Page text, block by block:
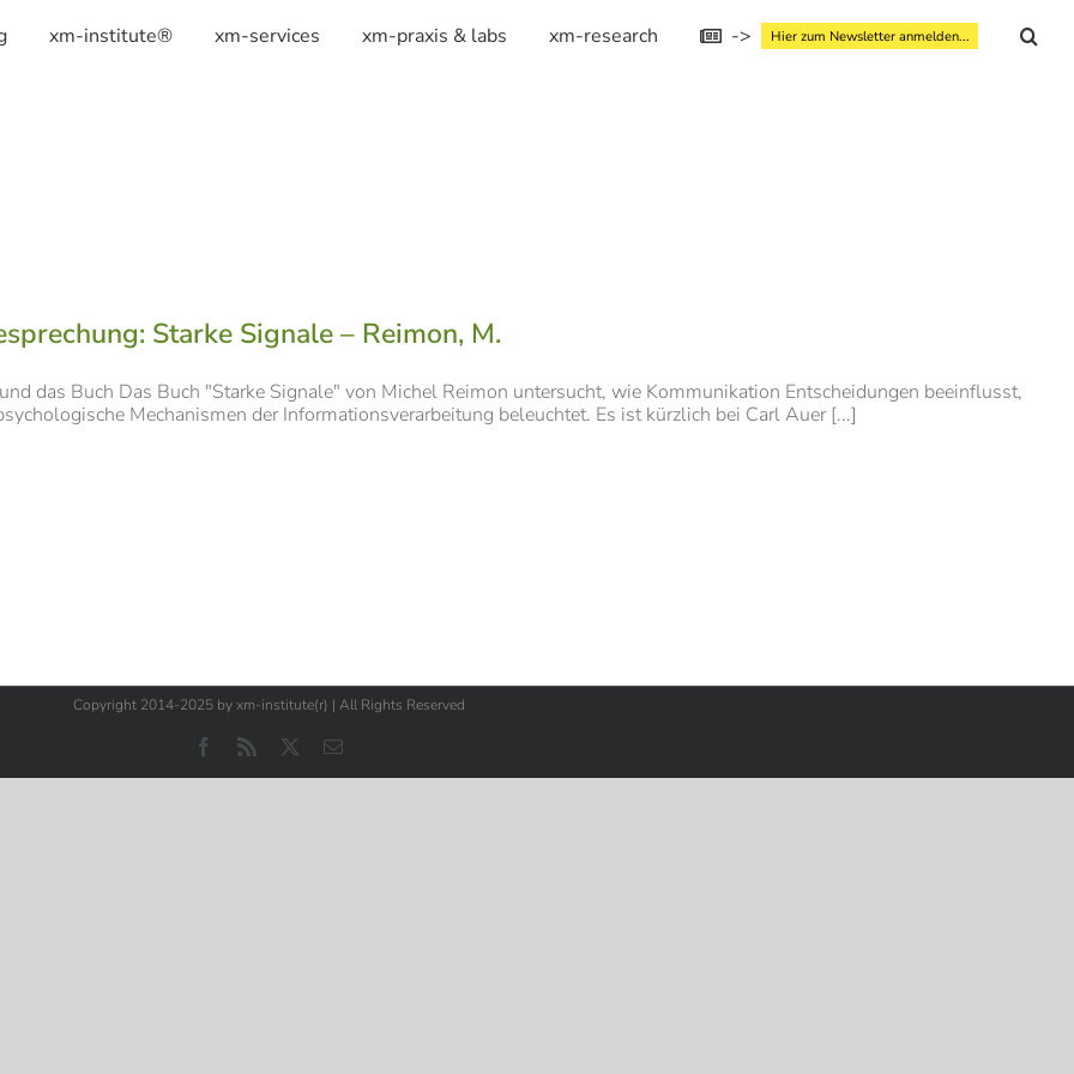
xm-institute® xm-services xm-praxis & labs xm-research -> Hier zum Newsletter anmelden...
Starke Signale – Reimon, M.
das Buch Das Buch "Starke Signale" von Michel Reimon untersucht, wie Kommunikation Entscheidungen beeinflusst,
Mechanismen der Informationsverarbeitung beleuchtet. Es ist kürzlich bei Carl Auer [...]
Copyright 2014-2025 by xm-institute(r) | All Rights Reserved
Facebook
Rss
E-